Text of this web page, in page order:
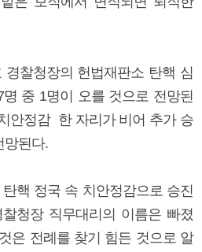
찰청장의 헌법재판소 탄핵 심
중 1명이 오를 것으로 전망된
안정감 한 자리가 비어 추가 승
망된다.
핵 정국 속 치안정감으로 승진
청장 직무대리의 이름은 빠졌
은 전례를 찾기 힘든 것으로 알